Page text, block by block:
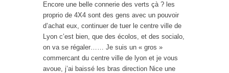
Encore une belle connerie des verts çà ? les
proprio de 4X4 sont des gens avec un pouvoir
d’achat eux, continuer de tuer le centre ville de
Lyon c’est bien, que des écolos, et des socialo,
on va se régaler…… Je suis un « gros »
commercant du centre ville de lyon et je vous
avoue, j’ai baissé les bras direction Nice une